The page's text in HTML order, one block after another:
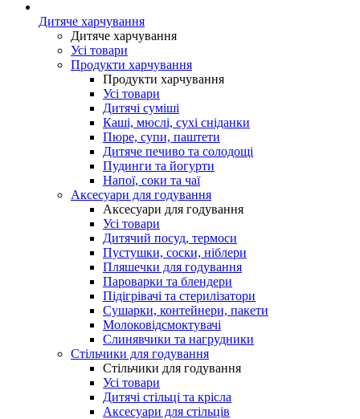
Дитяче харчування
Дитяче харчування
Усі товари
Продукти харчування
Продукти харчування
Усі товари
Дитячі суміші
Каші, мюслі, сухі сніданки
Пюре, супи, паштети
Дитяче печиво та солодощі
Пудинги та йогурти
Напої, соки та чаї
Аксесуари для годування
Аксесуари для годування
Усі товари
Дитячий посуд, термоси
Пустушки, соски, ніблери
Пляшечки для годування
Пароварки та блендери
Підігрівачі та стерилізатори
Сушарки, контейнери, пакети
Молоковідсмоктувачі
Слинявчики та нагрудники
Стільчики для годування
Стільчики для годування
Усі товари
Дитячі стільці та крісла
Аксесуари для стільців